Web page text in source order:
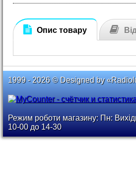
Опис товару
1999 - 2026 © Designed by
Режим роботи магазину: Пн:
10-00 до 14-30